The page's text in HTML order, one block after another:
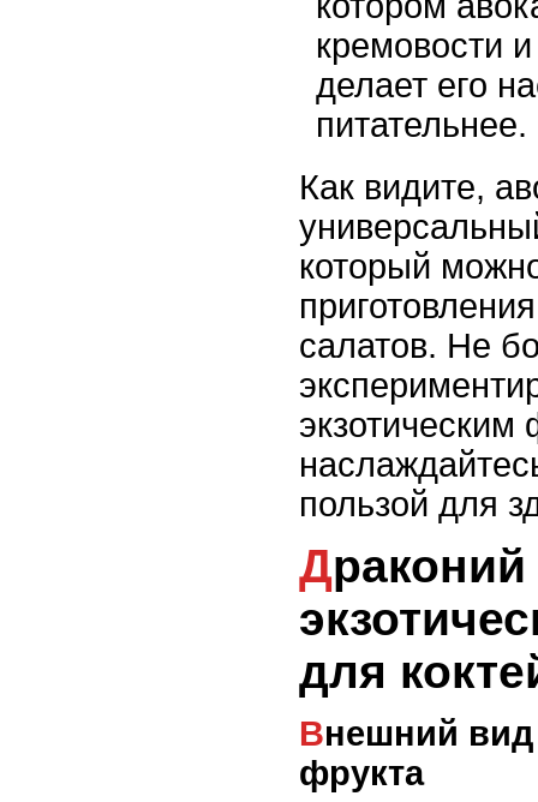
кремовости
делает его
питательнее.
Как видите,
который
салатов. Не
экзотическим
пользой для
Драконий фрукт:
для
Внешний вид и вкус драконий
фрукта